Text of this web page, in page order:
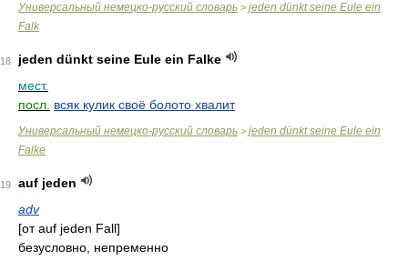
Универсальный немецко-русский словарь > jeden dünkt seine Eule ein
Falk
18
jeden dünkt seine Eule ein Falke
мест.
посл. всяк кулик своё болото хвалит
Универсальный немецко-русский словарь > jeden dünkt seine Eule ein
Falke
19
auf jeden
adv
[от auf jeden Fall]
безусловно, непременно